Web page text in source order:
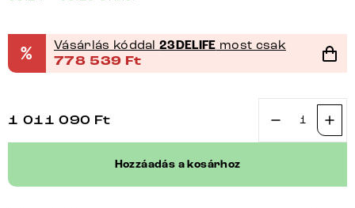
% Vásárlás kóddal23DELIFE most csak
778 539 Ft
1 011 090 Ft
Étkezőasztal
240x120x2,5-
Hozzáadás a kosárhoz